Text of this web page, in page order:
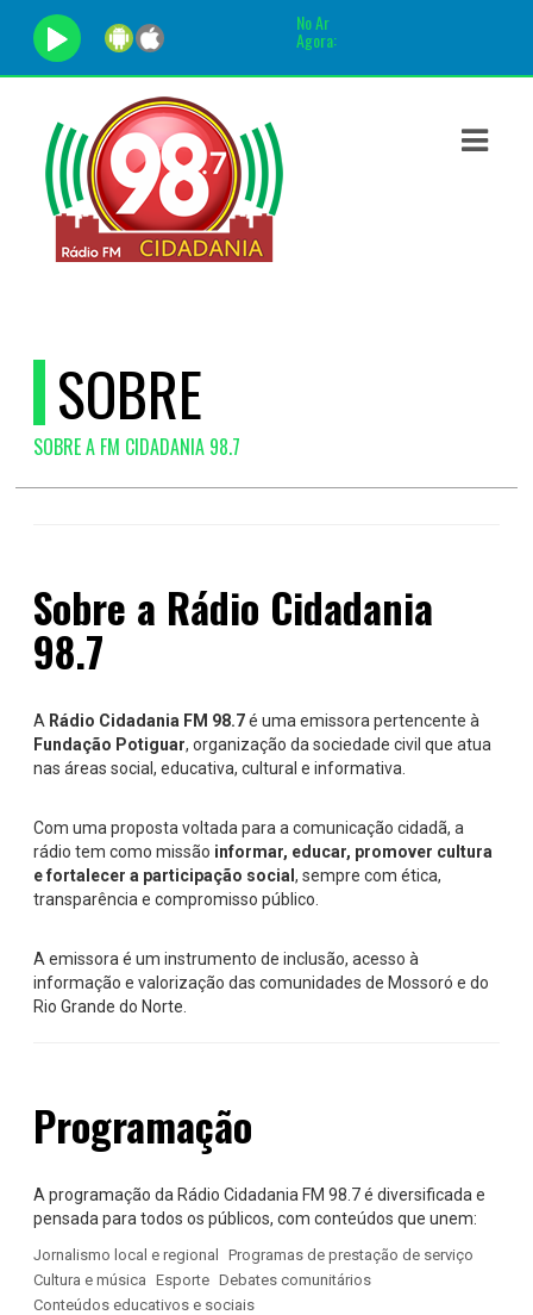
No Ar
Agora:
SOBRE
SOBRE A FM CIDADANIA 98.7
Sobre a Rádio Cidadania
98.7
A Rádio Cidadania FM 98.7é uma emissora pertencente à
Fundação Potiguar, organização da sociedade civil que atua
nas áreas social, educativa, cultural e informativa.
Com uma proposta voltada para a comunicação cidadã, a
rádio tem como missão informar, educar, promover cultura
e fortalecer a participação social, sempre com ética,
transparência e compromisso público.
A emissora é um instrumento de inclusão, acesso à
informação e valorização das comunidades de Mossoró e do
Rio Grande do Norte.
Programação
A programação da Rádio Cidadania FM 98.7 é diversificada e
pensada para todos os públicos, com conteúdos que unem:
Jornalismo local e regional
Programas de prestação de serviço
Cultura e música
Esporte Debates comunitários
Conteúdos educativos e sociais